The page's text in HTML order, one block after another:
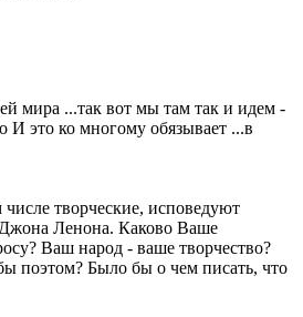
мира ...так вот мы там так и идем -
И это ко многому обязывает ...в
творческие, исповедуют
Ленона. Каково Ваше
Ваш народ - ваше творчество?
поэтом? Было бы о чем писать, что